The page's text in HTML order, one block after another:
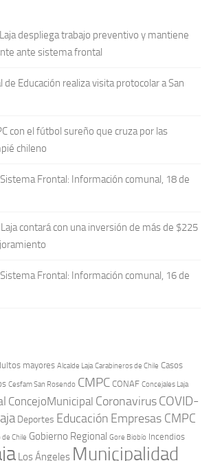
despliega trabajo preventivo y mantiene
ante sistema frontal
de Educación realiza visita protocolar a San
con el fútbol sureño que cruza por las
chileno
Sistema Frontal: Información comunal, 18 de
contará con una inversión de más de $225
Sistema Frontal: Información comunal, 16 de
mayores Alcalde Laja Carabineros de Chile Casos
Cesfam San Rosendo CMPC CONAF Concejales Laja
ConcejoMunicipal CoronavirusCOVID-
Deportes Educación Empresas CMPC
Chile Gobierno Regional Gore Biobío Incendios
Los Ángeles Municipalidad